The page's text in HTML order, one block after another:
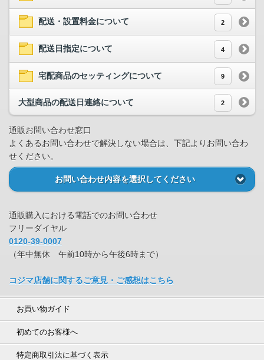
配送・設置料金について 2
配送日指定について 4
宅配商品のセッティングについて 9
大型商品の配送日連絡について 2
通販お問い合わせ窓口
よくあるお問い合わせで解決しない場合は、下記よりお問い合わ
せください。
お問い合わせ内容を選択してください
通販購入における電話でのお問い合わせ
フリーダイヤル
0120-39-0007
（年中無休 午前10時から午後6時まで）
コジマ店舗に関するご意見・ご感想はこちら
お買い物ガイド
初めてのお客様へ
特定商取引法に基づく表示